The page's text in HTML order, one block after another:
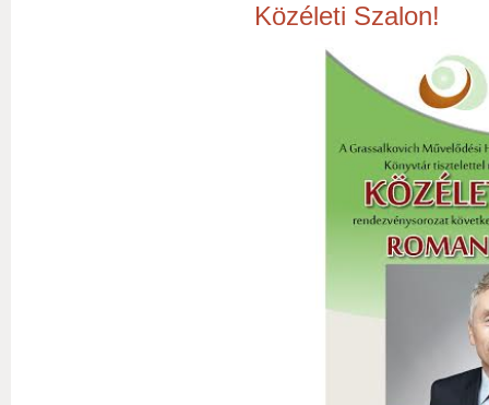
Közéleti Szalon!